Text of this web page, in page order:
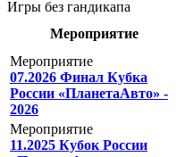
Игры без гандикапа
Мероприятие
Мероприятие
07.2026 Финал Кубка
России «ПланетаАвто» -
2026
Мероприятие
11.2025 Кубок России